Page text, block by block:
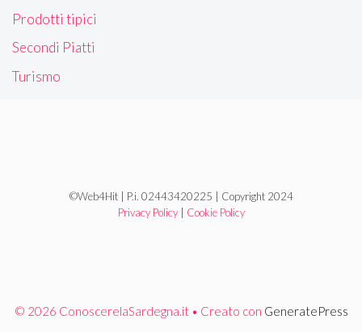
Prodotti tipici
Secondi Piatti
Turismo
©Web4Hit | P.i. 02443420225 | Copyright 2024
Privacy Policy| Cookie Policy
© 2026 ConoscerelaSardegna.it• Creato con GeneratePress